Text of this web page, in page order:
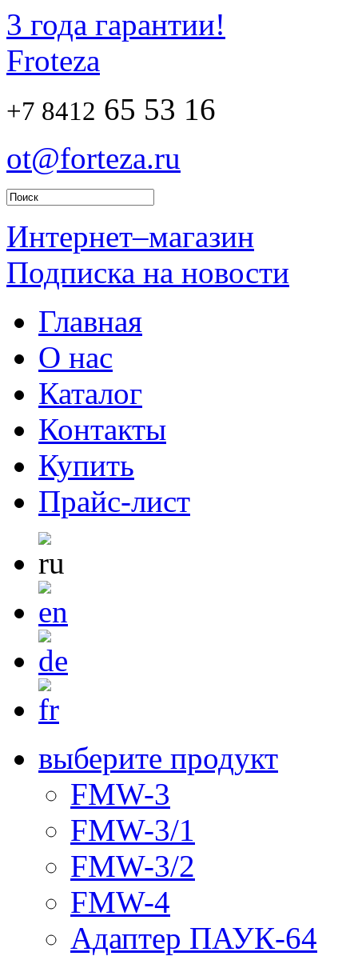
3 года гарантии!
Froteza
+7 8412 65 53 16
ot@forteza.ru
Интернет–магазин
Подписка на новости
Главная
О нас
Каталог
Контакты
Купить
Прайс-лист
выберите продукт
FMW-3
FMW-3/1
FMW-3/2
FMW-4
Адаптер ПАУК-64